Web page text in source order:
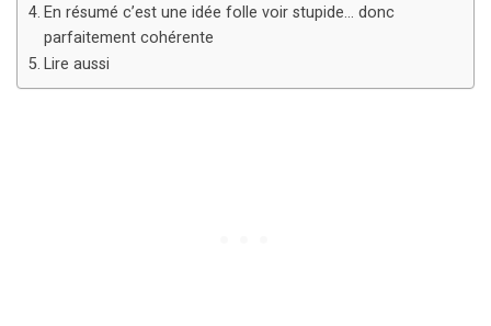
En résumé c’est une idée folle voir stupide… donc
parfaitement cohérente
Lire aussi